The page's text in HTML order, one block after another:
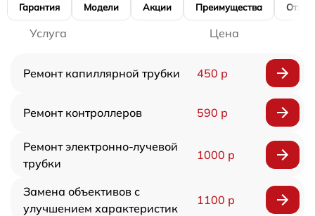
Гарантия Модели Акции Преимущества
Услуга Цена
Ремонт капиллярной трубки 450 р
Ремонт контроллеров 590 р
Ремонт электронно-лучевой
трубки
1000 р
Замена объективов с
улучшением характеристик
1100 р